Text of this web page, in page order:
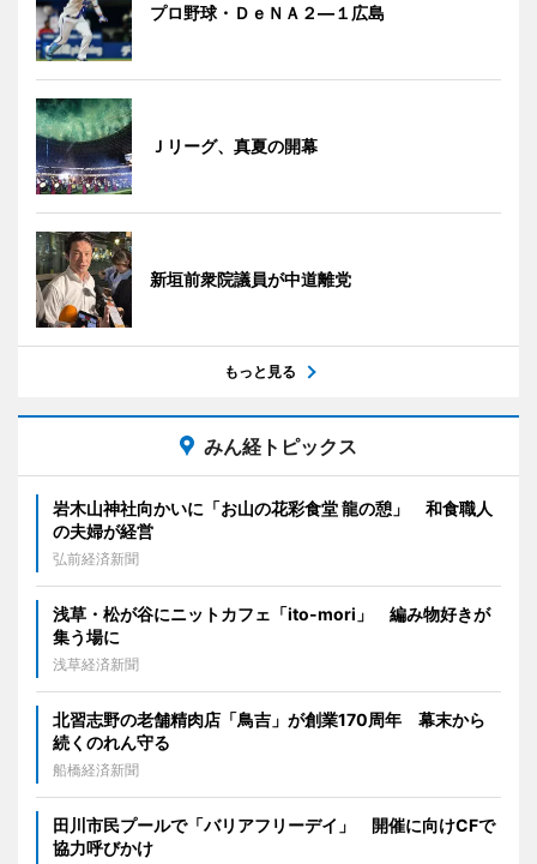
プロ野球・ＤｅＮＡ２―１広島
Ｊリーグ、真夏の開幕
新垣前衆院議員が中道離党
もっと見る
みん経トピックス
岩木山神社向かいに「お山の花彩食堂 龍の憩」 和食職人
の夫婦が経営
弘前経済新聞
浅草・松が谷にニットカフェ「ito-mori」 編み物好きが
集う場に
浅草経済新聞
北習志野の老舗精肉店「鳥吉」が創業170周年 幕末から
続くのれん守る
船橋経済新聞
田川市民プールで「バリアフリーデイ」 開催に向けCFで
協力呼びかけ